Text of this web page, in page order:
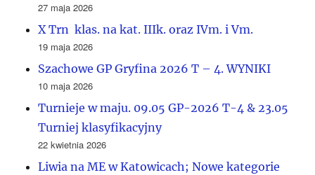
27 maja 2026
X Trn klas. na kat. IIIk. oraz IVm. i Vm.
19 maja 2026
Szachowe GP Gryfina 2026 T – 4. WYNIKI
10 maja 2026
Turnieje w maju. 09.05 GP-2026 T-4 & 23.05
Turniej klasyfikacyjny
22 kwietnia 2026
Liwia na ME w Katowicach; Nowe kategorie